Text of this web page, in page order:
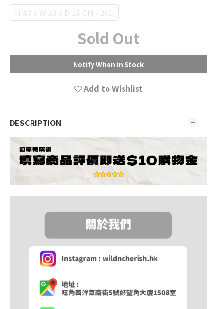
H 47 x W 33 x D 13 CM / 20L
Sold Out
Notify When in Stock
Add to Wishlist
DESCRIPTION